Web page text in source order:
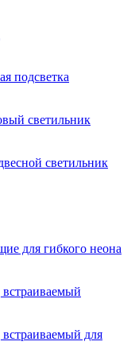
подсветка
светильник
светильник
для гибкого неона
для